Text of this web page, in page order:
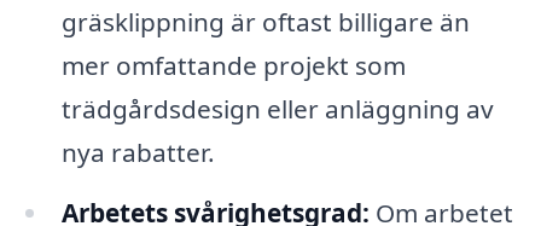
gräsklippning är oftast billigare än
mer omfattande projekt som
trädgårdsdesign eller anläggning av
nya rabatter.
Arbetets svårighetsgrad: Om arbetet